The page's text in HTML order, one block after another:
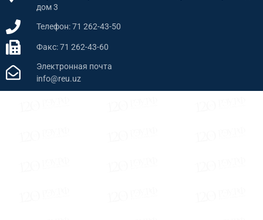
дом 3
Телефон: 71 262-43-50
Факс: 71 262-43-60
Электронная почта
info@reu.uz